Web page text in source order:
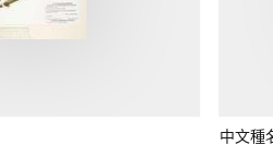
中文種